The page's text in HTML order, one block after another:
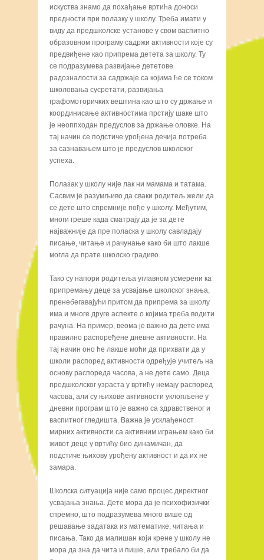
искуства знамо да похађање вртића доноси
предности при полазку у школу. Треба имати у
виду да предшколске установе у свом васпитно
образовном програму садржи активности које су
предвиђене као припрема детета за школу. Ту
се подразумева развијање дететове
радозналости за садржаје са којима ће се током
школовања сусретати, развијања
графомоторичких вештина као што су држање и
координисање активностима прстију шаке што
је неоппходан предуслов за држање оловке. На
тај начин се подстиче урођена дечија потреба
за сазнавањем што је предуслов школског
успеха.
Полазак у школу није лак ни мамама и татама.
Сасвим је разумљиво да сваки родитељ жели да
се дете што спремније пође у школу. Међутим,
многи греше када сматрају да је за дете
најважније да пре поласка у школу савладају
писање, читање и рачунање како би што лакше
могла да прате школско градиво.
Тако су напори родитеља углавном усмерени ка
припремању деце за усвајање школског знања,
пренебегавајући притом да припрема за школу
има и многе друге аспекте о којима треба водити
рачуна. На пример, веома је важно да дете има
правилно распоређене дневне активности. На
тај начин оно ће лакше моћи да прихвати да у
школи распоред активности одређује учитељ на
основу распореда часова, а не дете само. Деца
предшколског узраста у вртићу немају распоред
часова, али су њихове активности уклопљене у
дневни програм што је важно са здравственог и
васпитног гледишта. Важна је усклађеност
мирних активности са активним играњем како би
живот деце у вртићу био динамичан, да
подстиче њихову урођену активност и да их не
замара.
Школска ситуација није само процес директног
усвајања знања. Дете мора да је психофизички
спремно, што подразумева много више од
решавање задатака из математике, читања и
писања. Тако да малишан који крене у школу не
мора да зна да чита и пише, али требало би да